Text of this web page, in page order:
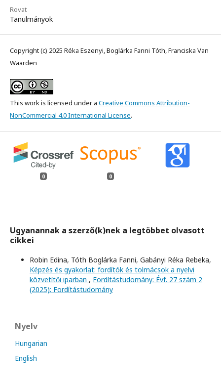
Rovat
Tanulmányok
Copyright (c) 2025 Réka Eszenyi, Boglárka Fanni Tóth, Franciska Van
Waarden
This work is licensed under a Creative Commons Attribution-
NonCommercial 4.0 International License.
0 0
Ugyanannak a szerző(k)nek a legtöbbet olvasott
cikkei
Robin Edina, Tóth Boglárka Fanni, Gabányi Réka Rebeka,
Képzés és gyakorlat: fordítók és tolmácsok a nyelvi
közvetítői iparban , Fordítástudomány: Évf. 27 szám 2
(2025): Fordítástudomány
Nyelv
Hungarian
English